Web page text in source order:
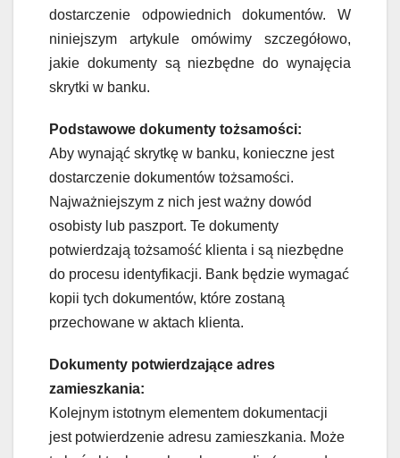
dostarczenie odpowiednich dokumentów. W
niniejszym artykule omówimy szczegółowo,
jakie dokumenty są niezbędne do wynajęcia
skrytki w banku.
Podstawowe dokumenty tożsamości:
Aby wynająć skrytkę w banku, konieczne jest
dostarczenie dokumentów tożsamości.
Najważniejszym z nich jest ważny dowód
osobisty lub paszport. Te dokumenty
potwierdzają tożsamość klienta i są niezbędne
do procesu identyfikacji. Bank będzie wymagać
kopii tych dokumentów, które zostaną
przechowane w aktach klienta.
Dokumenty potwierdzające adres
zamieszkania:
Kolejnym istotnym elementem dokumentacji
jest potwierdzenie adresu zamieszkania. Może